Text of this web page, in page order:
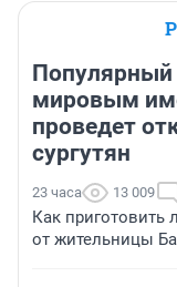
Популярный
мировым
проведет
сургутян
23 часа 13 009
Как
от жительницы